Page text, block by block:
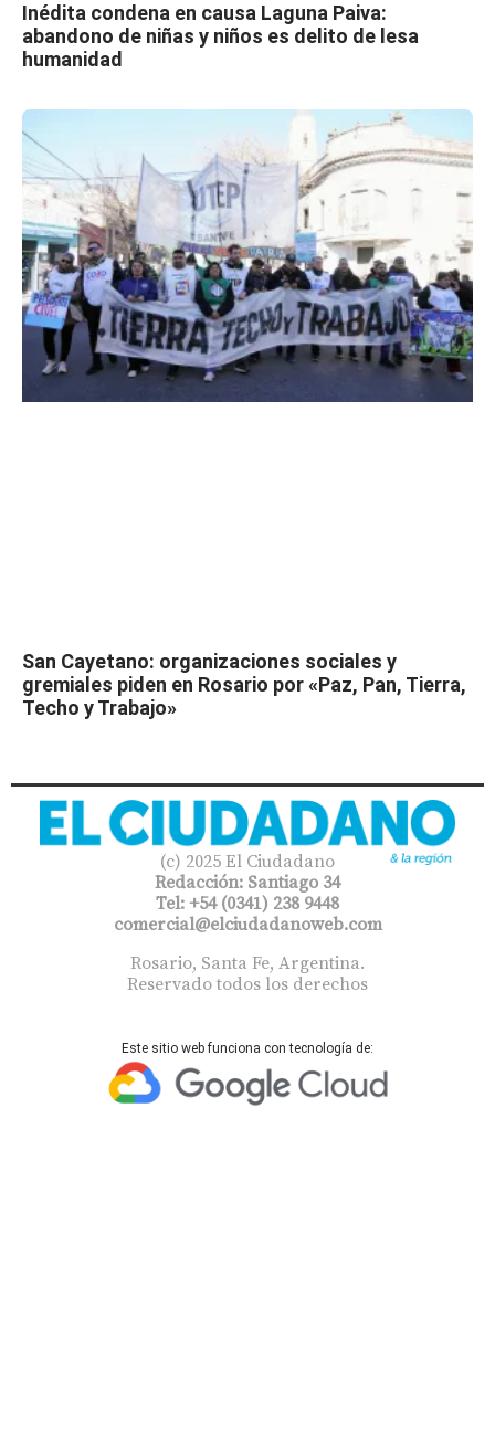
Inédita condena en causa Laguna Paiva:
abandono de niñas y niños es delito de lesa
humanidad
San Cayetano: organizaciones sociales y
gremiales piden en Rosario por «Paz, Pan, Tierra,
Techo y Trabajo»
(c) 2025 El Ciudadano
Redacción: Santiago 34
Tel: +54 (0341) 238 9448
comercial@elciudadanoweb.com​
Rosario, Santa Fe, Argentina.
Reservado todos los derechos
Este sitio web funciona con tecnología de: